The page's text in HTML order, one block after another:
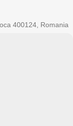
400124, Romania